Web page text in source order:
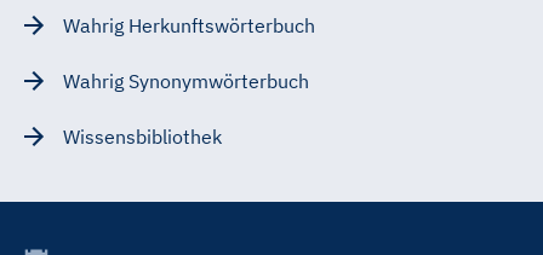
Wahrig Herkunftswörterbuch
Wahrig Synonymwörterbuch
Wissensbibliothek